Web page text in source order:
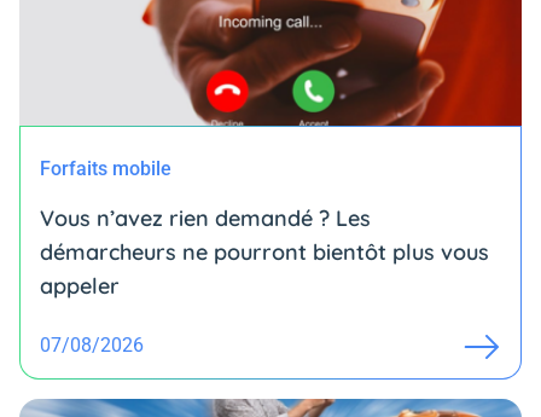
Forfaits mobile
Vous n’avez rien demandé ? Les
démarcheurs ne pourront bientôt plus vous
appeler
07/08/2026